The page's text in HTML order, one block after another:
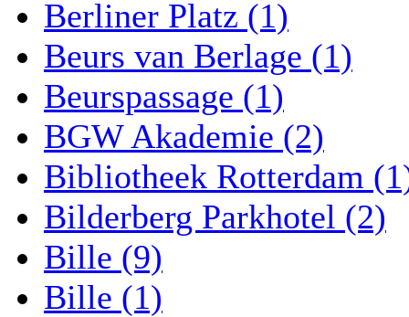
Berliner Platz (1)
Beurs van Berlage (1)
Beurspassage (1)
BGW Akademie (2)
Bibliotheek Rotterdam
Bilderberg Parkhotel (2)
Bille (9)
Bille (1)